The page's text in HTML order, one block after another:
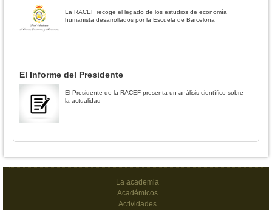
La RACEF recoge el legado de los estudios de economía
humanista desarrollados por la Escuela de Barcelona
El Informe del Presidente
El Presidente de la RACEF presenta un análisis científico sobre
la actualidad
La academia
Académicos
Actividades